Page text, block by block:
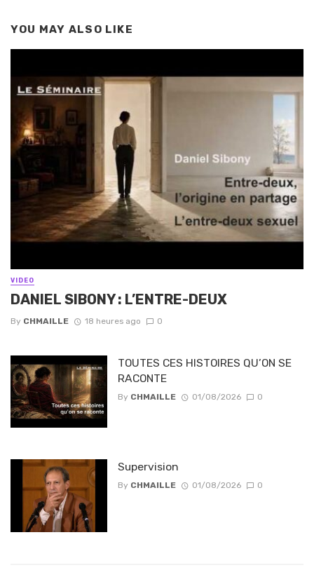
YOU MAY ALSO LIKE
VIDEO
DANIEL SIBONY : L’ENTRE-DEUX
By CHMAILLE 18 heures ago 0
TOUTES CES HISTOIRES QU’ON SE
RACONTE
By CHMAILLE 01/08/2026 0
Supervision
By CHMAILLE 01/08/2026 0